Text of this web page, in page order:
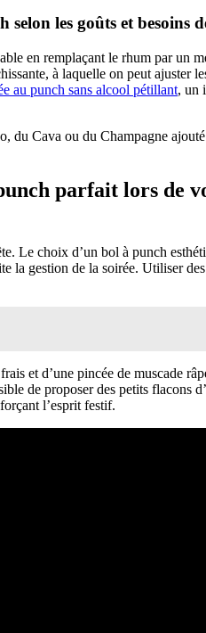
les goûts et besoins
en remplaçant le rhum par un
à laquelle on peut ajuster
au punch sans alcool pétillant, un
du Cava ou du Champagne
parfait lors de
Le choix d’un bol à punch
la gestion de la soirée. Utiliser
et d’une pincée de muscade
de proposer des petits flacons
l’esprit festif.